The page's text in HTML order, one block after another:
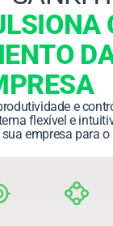
e
flexível e
sua empresa para